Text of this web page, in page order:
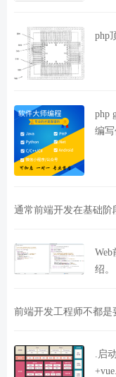
php
php
编
通常前端开发在基础阶
绍。
前端开发工程师不都是
.启